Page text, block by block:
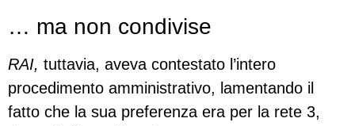
… ma non condivise
RAI, tuttavia, aveva contestato l’intero
procedimento amministrativo, lamentando il
fatto che la sua preferenza era per la rete 3,